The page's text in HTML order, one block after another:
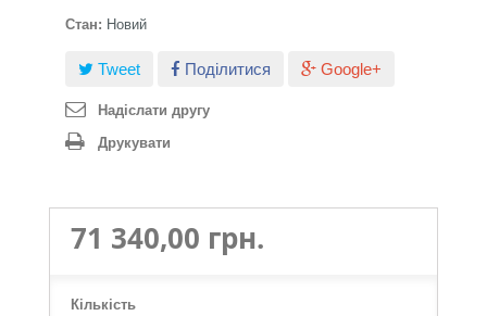
Стан: Новий
Tweet Поділитися Google+
Надіслати другу
Друкувати
71 340,00 грн.
Кількість